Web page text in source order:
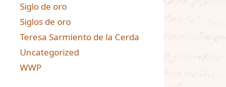
Siglo de oro
Siglos de oro
Teresa Sarmiento de la Cerda
Uncategorized
WWP